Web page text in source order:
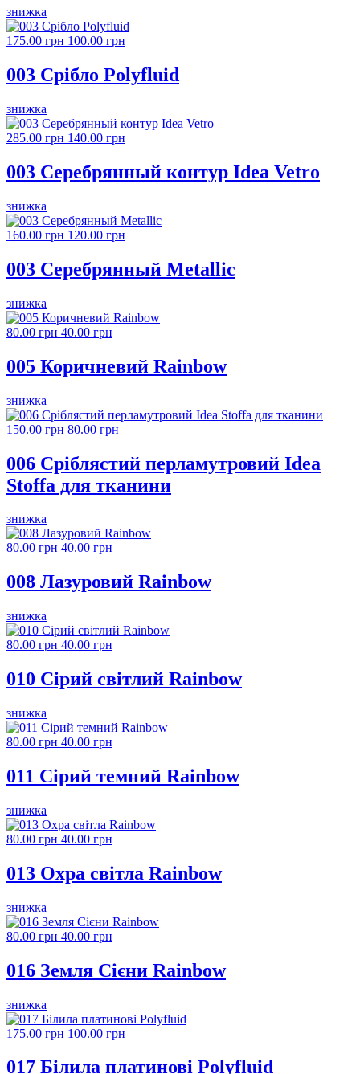
знижка
175.00 грн 100.00 грн
003 Срібло Polyfluid
знижка
285.00 грн 140.00 грн
003 Серебрянный контур Idea Vetro
знижка
160.00 грн 120.00 грн
003 Серебрянный Metallic
знижка
80.00 грн 40.00 грн
005 Коричневий Rainbow
знижка
150.00 грн 80.00 грн
006 Сріблястий перламутровий Idea
Stoffa для тканини
знижка
80.00 грн 40.00 грн
008 Лазуровий Rainbow
знижка
80.00 грн 40.00 грн
010 Сірий світлий Rainbow
знижка
80.00 грн 40.00 грн
011 Сірий темний Rainbow
знижка
80.00 грн 40.00 грн
013 Охра світла Rainbow
знижка
80.00 грн 40.00 грн
016 Земля Сієни Rainbow
знижка
175.00 грн 100.00 грн
017 Білила платинові Polyfluid